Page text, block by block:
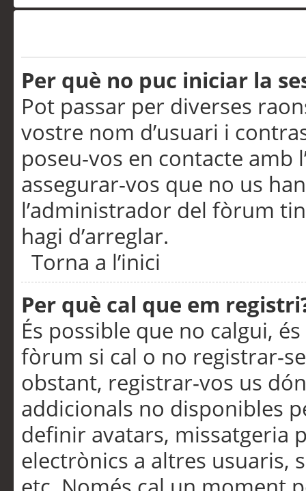
Per què no puc iniciar la
Pot passar per diverses
vostre nom d’usuari i
poseu-vos en contacte
assegurar-vos que no us
l’administrador del fòrum
hagi d’arreglar.
Torna a l’inici
Per què cal que em
És possible que no calgui,
fòrum si cal o no registrar-
obstant, registrar-vos us
addicionals no disponibles
definir avatars, missatgeria
electrònics a altres usuaris,